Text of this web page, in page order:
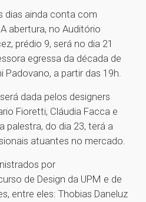
dias ainda conta com
abertura, no Auditório
prédio 9, será no dia 21
egressa da década de
Padovano, a partir das 19h.
dada pelos designers
Fioretti, Cláudia Facca e
palestra, do dia 23, terá a
atuantes no mercado.
por
de Design da UPM e de
entre eles: Thobias Daneluz